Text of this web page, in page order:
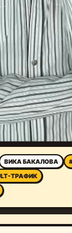
ВИКА БАКАЛОВА
ТРАФИК